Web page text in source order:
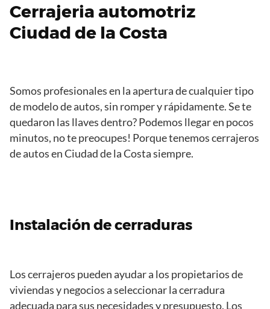
Cerrajeria automotriz
Ciudad de la Costa
Somos profesionales en la apertura de cualquier tipo
de modelo de autos, sin romper y rápidamente. Se te
quedaron las llaves dentro? Podemos llegar en pocos
minutos, no te preocupes! Porque tenemos cerrajeros
de autos en Ciudad de la Costa siempre.
Instalación de cerraduras
Los cerrajeros pueden ayudar a los propietarios de
viviendas y negocios a seleccionar la cerradura
adecuada para sus necesidades y presupuesto. Los